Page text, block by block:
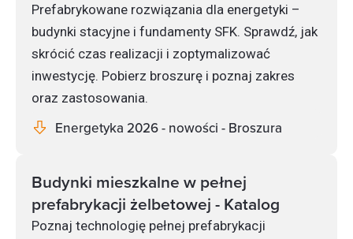
Prefabrykowane rozwiązania dla energetyki –
budynki stacyjne i fundamenty SFK. Sprawdź, jak
skrócić czas realizacji i zoptymalizować
inwestycję. Pobierz broszurę i poznaj zakres
oraz zastosowania.
Energetyka 2026 - nowości - Broszura
Budynki mieszkalne w pełnej
prefabrykacji żelbetowej - Katalog
Poznaj technologię pełnej prefabrykacji